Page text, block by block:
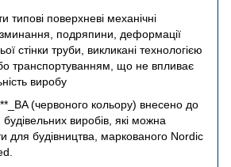
типові поверхневі механічні
подряпини, деформації
стінки труби, викликані технологією
транспортуванням, що не впливає
виробу
(червоного кольору) внесено до
виробів, які можна
для будівництва, маркованого Nordic